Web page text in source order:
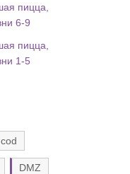
пицца,
6-9
пицца,
1-5
cod
DMZ